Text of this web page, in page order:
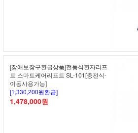
[장애보장구환급상품]전동식환자리프
트 스마트케어리프트 SL-101[충전식-
이동사용가능]
[1,330,200원환급]
1,478,000원